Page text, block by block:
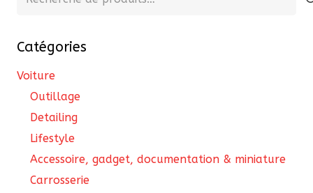
Catégories
Voiture
Outillage
Detailing
Lifestyle
Accessoire, gadget, documentation & miniature
Carrosserie